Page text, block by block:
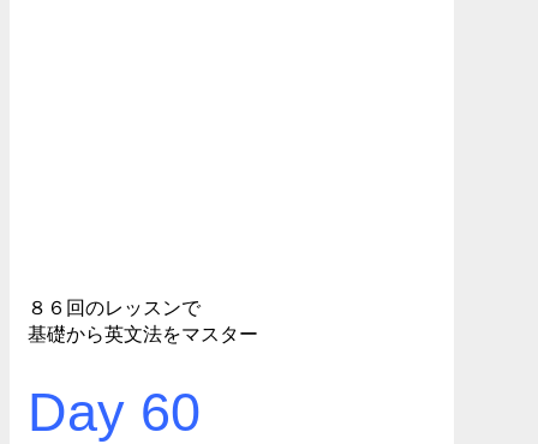
８６回のレッスンで
基礎から英文法をマスター
Day 60